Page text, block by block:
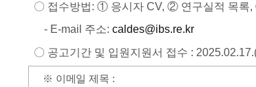
〇 접수방법: ① 응시자 CV, ② 연구실적 목록
- E-mail 주소: caldes@ibs.re.kr
〇 공고기간 및 입원지원서 접수 :
※ 이메일 제목 :